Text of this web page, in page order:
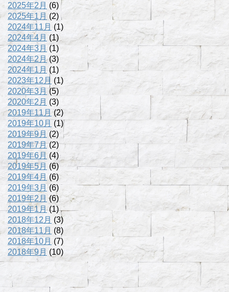
2025年2月 (6)
2025年1月 (2)
2024年11月 (1)
2024年4月 (1)
2024年3月 (1)
2024年2月(3)
2024年1月 (1)
2023年12月 (1)
2020年3月 (5)
2020年2月 (3)
2019年11月 (2)
2019年10月 (1)
2019年9月 (2)
2019年7月(2)
2019年6月 (4)
2019年5月 (6)
2019年4月 (6)
2019年3月 (6)
2019年2月 (6)
2019年1月(1)
2018年12月 (3)
2018年11月 (8)
2018年10月 (7)
2018年9月 (10)